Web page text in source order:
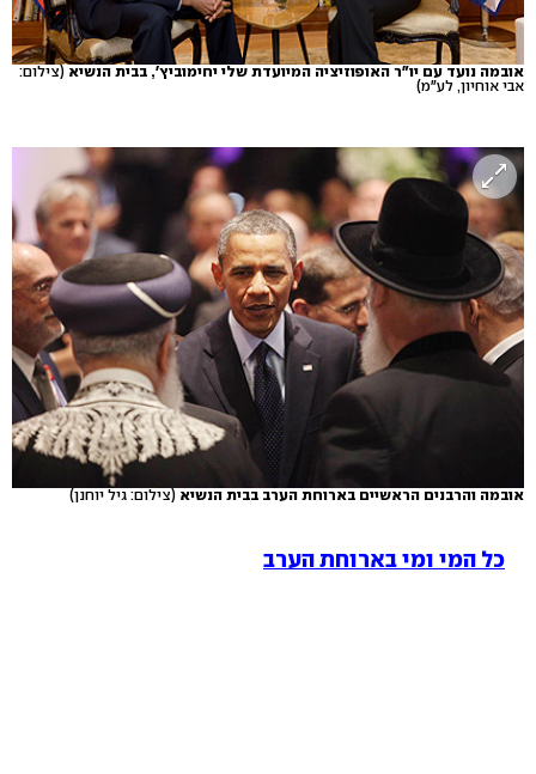
אובמה נועד עם יו"ר האופוזיציה המיועדת שלי יחימוביץ', בבית הנשיא (צילום:
אבי אוחיון, לע"מ)
אובמה והרבנים הראשיים בארוחת הערב בבית הנשיא (צילום: גיל יוחנן)
כל המי ומי בארוחת הערב